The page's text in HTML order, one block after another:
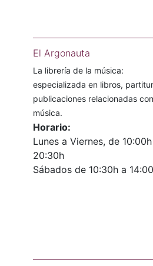
El Argonauta
La librería de la música:
especializada en libros,
publicaciones relacionadas
música.
Horario:
Lunes a Viernes, de
20:30h
Sábados de 10:30h a